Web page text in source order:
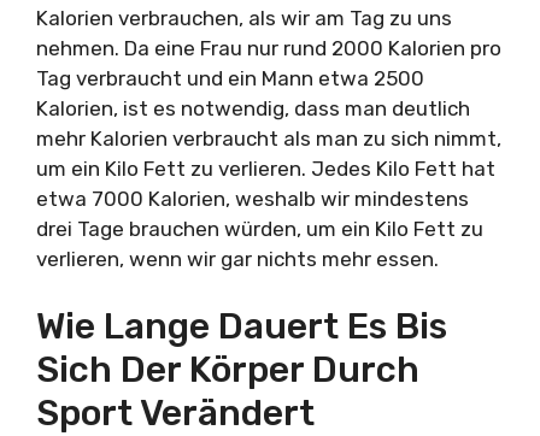
Kalorien verbrauchen, als wir am Tag zu uns
nehmen. Da eine Frau nur rund 2000 Kalorien pro
Tag verbraucht und ein Mann etwa 2500
Kalorien, ist es notwendig, dass man deutlich
mehr Kalorien verbraucht als man zu sich nimmt,
um ein Kilo Fett zu verlieren. Jedes Kilo Fett hat
etwa 7000 Kalorien, weshalb wir mindestens
drei Tage brauchen würden, um ein Kilo Fett zu
verlieren, wenn wir gar nichts mehr essen.
Wie Lange Dauert Es Bis
Sich Der Körper Durch
Sport Verändert